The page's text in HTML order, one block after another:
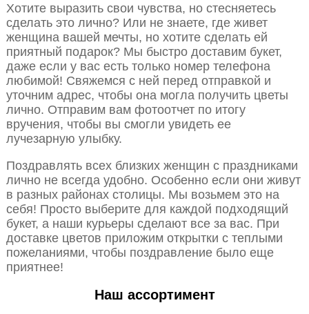
Хотите выразить свои чувства, но стесняетесь
сделать это лично? Или не знаете, где живет
женщина вашей мечты, но хотите сделать ей
приятный подарок? Мы быстро доставим букет,
даже если у вас есть только номер телефона
любимой! Свяжемся с ней перед отправкой и
уточним адрес, чтобы она могла получить цветы
лично. Отправим вам фотоотчет по итогу
вручения, чтобы вы смогли увидеть ее
лучезарную улыбку.
Поздравлять всех близких женщин с праздниками
лично не всегда удобно. Особенно если они живут
в разных районах столицы. Мы возьмем это на
себя! Просто выберите для каждой подходящий
букет, а наши курьеры сделают все за вас. При
доставке цветов приложим открытки с теплыми
пожеланиями, чтобы поздравление было еще
приятнее!
Наш ассортимент